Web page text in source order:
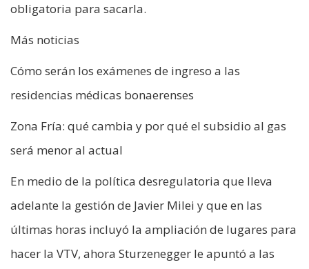
obligatoria para sacarla.
Más noticias
Cómo serán los exámenes de ingreso a las
residencias médicas bonaerenses
Zona Fría: qué cambia y por qué el subsidio al gas
será menor al actual
En medio de la política desregulatoria que lleva
adelante la gestión de Javier Milei y que en las
últimas horas incluyó la ampliación de lugares para
hacer la VTV, ahora Sturzenegger le apuntó a las